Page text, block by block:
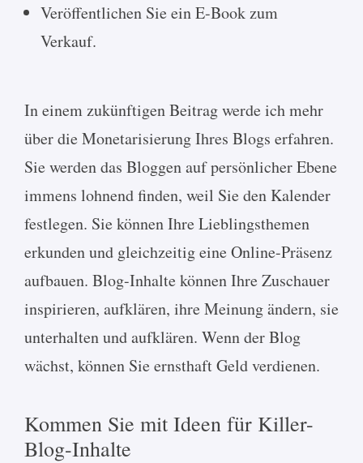
Veröffentlichen Sie ein E-Book zum
Verkauf.
In einem zukünftigen Beitrag werde ich mehr
über die Monetarisierung Ihres Blogs erfahren.
Sie werden das Bloggen auf persönlicher Ebene
immens lohnend finden, weil Sie den Kalender
festlegen. Sie können Ihre Lieblingsthemen
erkunden und gleichzeitig eine Online-Präsenz
aufbauen. Blog-Inhalte können Ihre Zuschauer
inspirieren, aufklären, ihre Meinung ändern, sie
unterhalten und aufklären. Wenn der Blog
wächst, können Sie ernsthaft Geld verdienen.
Kommen Sie mit Ideen für Killer-
Blog-Inhalte